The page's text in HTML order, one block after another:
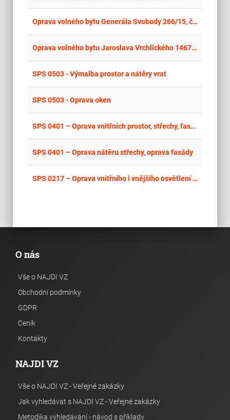
Oprava volného bytu Generála Svobody 266/15, č.b. 1
Oprava volného bytu Jaroslava Vrchlického 1467/40, č.b. 8
SPS 0503 - Výmalba prostor a nátěry vrat
SPS 0503 - Oprava oken
SPS 0401 – Oprava vnitřních prostor, střechy, fasády a hromosvodu
SPS 0401 – Oprava nátěru střechy, oprava fasády
SPS 0217 – Oprava vnitřního i vnějšího osvětlení vč. souvisejících stavebních oprav – SO 010, Výměna vnějšího osvětlení včetně souvisejících stavebních oprav – SO 013, Stavební opravy elektrických rozvodných skříní – SO 518
O nás
Vše o NAJDI VZ
Obchodní podmínky
GDPR
Ceník
Kontakty
NAJDI VZ
Vše o NAJDI VZ - Veřejné zakázky
Jak vyhledávat s NAJDI VZ - Veřejné zakázky
Metodika vyhledávání - návod s příklady